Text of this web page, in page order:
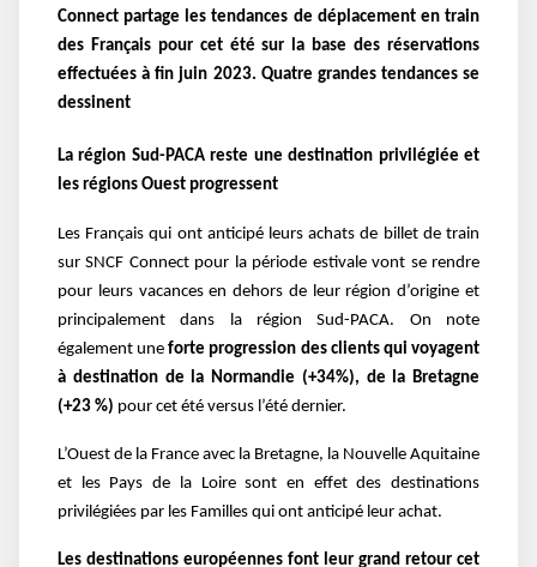
Connect partage les tendances de déplacement en train
des Français pour cet été sur la base des réservations
effectuées à fin juin 2023. Quatre grandes tendances se
dessinent
La région Sud-PACA reste une destination privilégiée et
les régions Ouest progressent
Les Français qui ont anticipé leurs achats de billet de train
sur SNCF Connect pour la période estivale vont se rendre
pour leurs vacances en dehors de leur région d’origine et
principalement dans la région Sud-PACA. On note
également une forte progression des clients qui voyagent
à destination de la Normandie (+34%), de la Bretagne
(+23 %) pour cet été versus l’été dernier.
L’Ouest de la France avec la Bretagne, la Nouvelle Aquitaine
et les Pays de la Loire sont en effet des destinations
privilégiées par les Familles qui ont anticipé leur achat.
Les destinations européennes font leur grand retour cet